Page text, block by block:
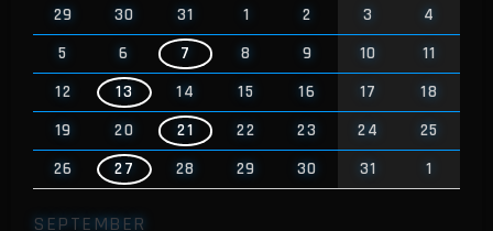
29 30 31 1 2 3
4
5
6 7 8 9 10
11
12
13 14 15 16 17
18
19
20 21 22 23 24
25
26
27 28 29 30 31 1
SEPTEMBER